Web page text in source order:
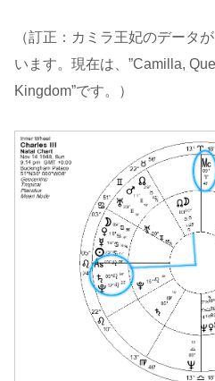
（訂正：カミラ王妃のデータ
います。現在は、”Camilla,
Kingdom”です。）